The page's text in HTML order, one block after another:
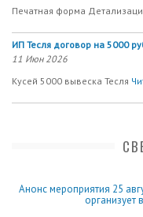
Печатная форма
ИП Тесля договор на 5000
11 Июн 2026
Кусей 5000 вывеска Тесля
Анонс мероприятия 25
организует